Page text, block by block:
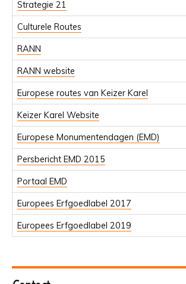
Strategie 21
Culturele Routes
RANN
RANN website
Europese routes van Keizer Karel
Keizer Karel Website
Europese Monumentendagen (EMD)
Persbericht EMD 2015
Portaal EMD
Europees Erfgoedlabel 2017
Europees Erfgoedlabel 2019